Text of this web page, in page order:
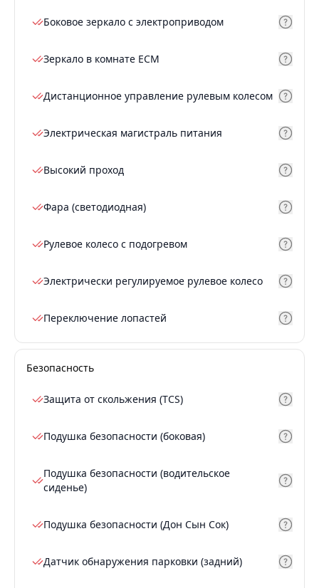
Боковое зеркало с электроприводом
Зеркало в комнате ECM
Дистанционное управление рулевым колесом
Электрическая магистраль питания
Высокий проход
Фара (светодиодная)
Рулевое колесо с подогревом
Электрически регулируемое рулевое колесо
Переключение лопастей
Безопасность
Защита от скольжения (TCS)
Подушка безопасности (боковая)
Подушка безопасности (водительское
сиденье)
Подушка безопасности (Дон Сын Сок)
Датчик обнаружения парковки (задний)